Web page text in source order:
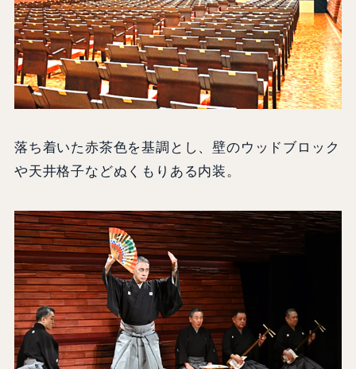
落ち着いた赤茶色を基調とし、壁のウッドブロック
や天井格子などぬくもりある内装。